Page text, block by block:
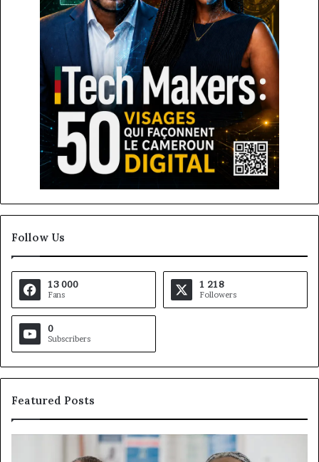
Follow Us
13 000
Fans
1 218
Followers
0
Subscribers
Featured Posts